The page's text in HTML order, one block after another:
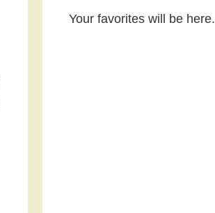
Your favorites will be here.